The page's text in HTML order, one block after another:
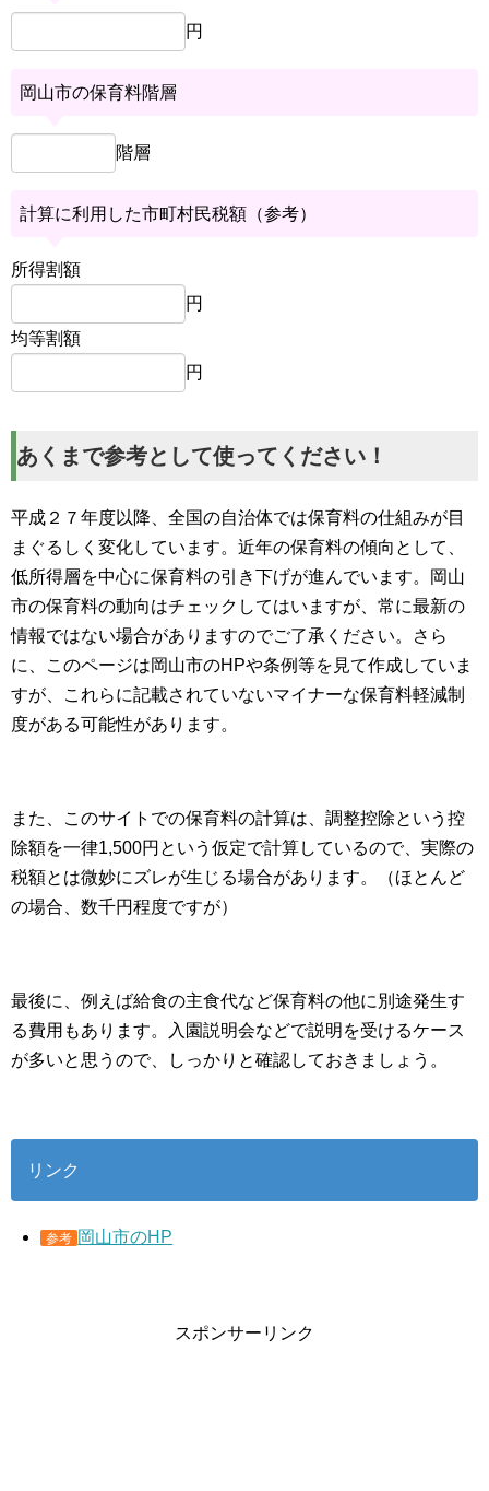
円
岡山市の保育料階層
階層
計算に利用した市町村民税額（参考）
所得割額
円
均等割額
円
あくまで参考として使ってください！
平成２７年度以降、全国の自治体では保育料の仕組みが目
まぐるしく変化しています。近年の保育料の傾向として、
低所得層を中心に保育料の引き下げが進んでいます。岡山
市の保育料の動向はチェックしてはいますが、常に最新の
情報ではない場合がありますのでご了承ください。さら
に、このページは岡山市のHPや条例等を見て作成していま
すが、これらに記載されていないマイナーな保育料軽減制
度がある可能性があります。
また、このサイトでの保育料の計算は、調整控除という控
除額を一律1,500円という仮定で計算しているので、実際の
税額とは微妙にズレが生じる場合があります。（ほとんど
の場合、数千円程度ですが）
最後に、例えば給食の主食代など保育料の他に別途発生す
る費用もあります。入園説明会などで説明を受けるケース
が多いと思うので、しっかりと確認しておきましょう。
リンク
参考 岡山市のHP
スポンサーリンク